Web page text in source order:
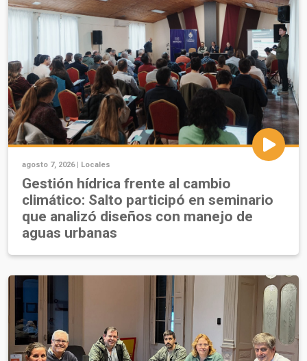
agosto 7, 2026 | Locales
Gestión hídrica frente al cambio
climático: Salto participó en seminario
que analizó diseños con manejo de
aguas urbanas